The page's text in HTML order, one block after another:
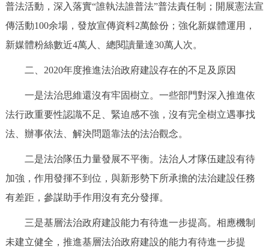
普法活動，深入落實“誰執法誰普法”普法責任制；開展憲法宣
傳活動100余場，發放宣傳資料2萬餘份；強化新媒體運用，
新媒體粉絲數近4萬人、總閱讀量達30萬人次。
二、2020年度推進法治政府建設存在的不足及原因
一是法治思維還沒有牢固樹立。一些部門對深入推進依
法行政重要性認識不足、緊迫感不強，沒有完全樹立遇事找
法、辦事依法、解決問題靠法的法治觀念。
二是法治隊伍力量發展不平衡。法治人才隊伍建設有待
加強，作用發揮不到位，與新形勢下所承擔的法治建設任務
有差距，參謀助手作用沒有充分發揮。
三是基層法治政府建設能力有待進一步提高。相應機制
未建立健全，推進基層法治政府建設的能力有待進一步提